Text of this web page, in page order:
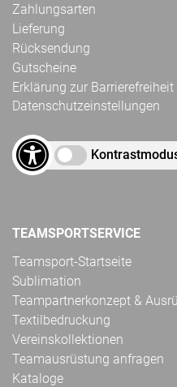
Zahlungsarten
Lieferung
Rücksendung
Gutscheine
Erklärung zur Barrierefreiheit
Datenschutzeinstellungen
TEAMSPORTSERVICE
Teamsport-Startseite
Sublimation
Teampartnerkonzept &
Textilbedruckung
Vereinskollektionen
Teamausrüstung anfragen
Kataloge